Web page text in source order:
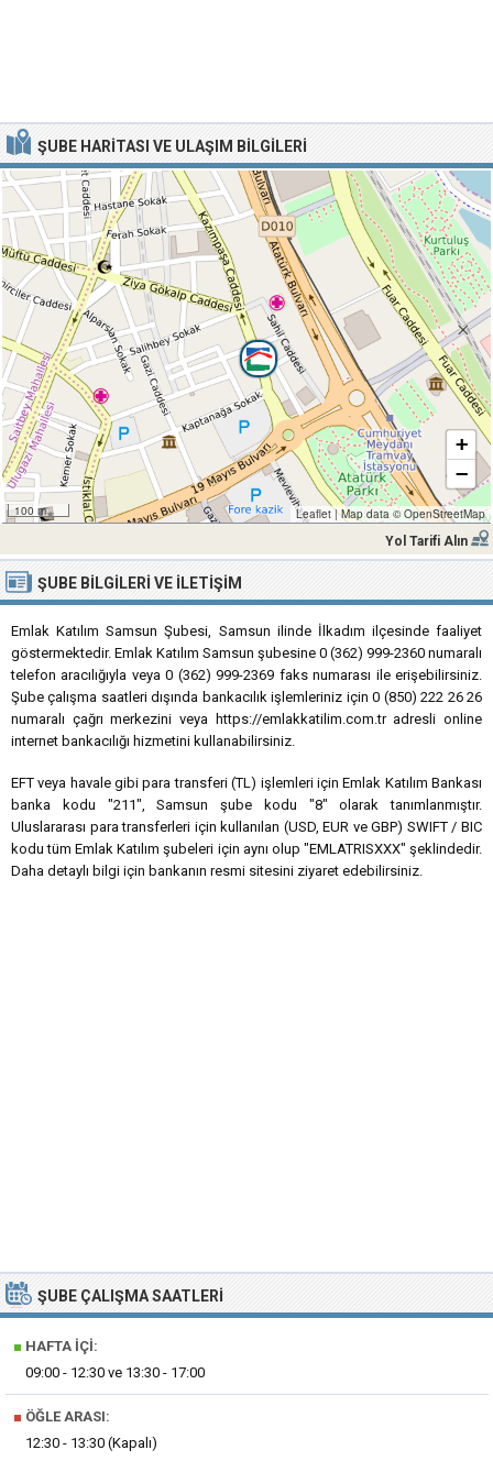
ŞUBE HARITASI VE ULAŞIM BILGILERI
100 m
+
−
Leaflet |Map data ©OpenStreetMap
Yol Tarifi Alın
ŞUBE BILGILERI VE İLETIŞIM
Emlak Katılım Samsun Şubesi, Samsun ilinde İlkadım ilçesinde faaliyet
göstermektedir. Emlak Katılım Samsun şubesine 0 (362) 999-2360 numaralı
telefon aracılığıyla veya 0 (362) 999-2369 faks numarası ile erişebilirsiniz.
Şube çalışma saatleri dışında bankacılık işlemleriniz için 0 (850) 222 26 26
numaralı çağrı merkezini veya https://emlakkatilim.com.tr adresli online
internet bankacılığı hizmetini kullanabilirsiniz.
EFT veya havale gibi para transferi (TL) işlemleri için Emlak Katılım Bankası
banka kodu "211", Samsun şube kodu "8" olarak tanımlanmıştır.
Uluslararası para transferleri için kullanılan (USD, EUR ve GBP) SWIFT / BIC
kodu tüm Emlak Katılım şubeleri için aynı olup "EMLATRISXXX" şeklindedir.
Daha detaylı bilgi için bankanın resmi sitesini ziyaret edebilirsiniz.
ŞUBE ÇALIŞMA SAATLERI
■ HAFTA İÇI:
09:00 - 12:30 ve 13:30 - 17:00
■ ÖĞLE ARASI:
12:30 - 13:30 (Kapalı)